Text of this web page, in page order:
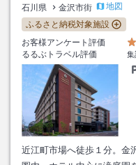
石川県 金沢市街
地図
ふるさと納税対象施設
お客様アンケート評価
るるぶトラベル評価
集
近江町市場へ徒歩１分。金